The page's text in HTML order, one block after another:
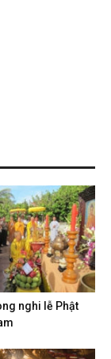
nghi lễ Phật